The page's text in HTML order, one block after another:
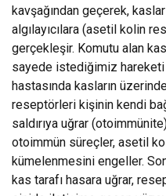
kavşağından geçerek,
algılayıcılara (asetil kolin
gerçekleşir. Komutu alan
sayede istediğimiz hareketi
hastasında kasların
reseptörleri kişinin kendi
saldırıya uğrar
otoimmün süreçler, asetil
kümelenmesini engeller.
kas tarafı hasara uğrar,